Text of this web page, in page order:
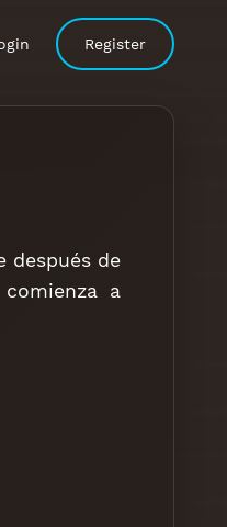
Register
después de
a